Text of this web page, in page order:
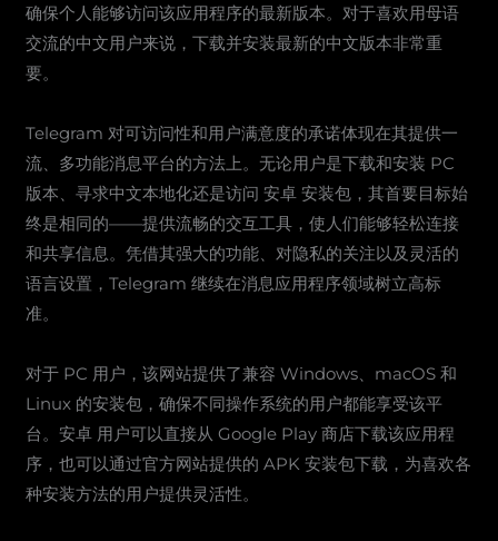
确保个人能够访问该应用程序的最新版本。对于喜欢用母语
交流的中文用户来说，下载并安装最新的中文版本非常重
要。
Telegram 对可访问性和用户满意度的承诺体现在其提供一
流、多功能消息平台的方法上。无论用户是下载和安装 PC
版本、寻求中文本地化还是访问 安卓 安装包，其首要目标始
终是相同的——提供流畅的交互工具，使人们能够轻松连接
和共享信息。凭借其强大的功能、对隐私的关注以及灵活的
语言设置，Telegram 继续在消息应用程序领域树立高标
准。
对于 PC 用户，该网站提供了兼容 Windows、macOS 和
Linux 的安装包，确保不同操作系统的用户都能享受该平
台。安卓 用户可以直接从 Google Play 商店下载该应用程
序，也可以通过官方网站提供的 APK 安装包下载，为喜欢各
种安装方法的用户提供灵活性。